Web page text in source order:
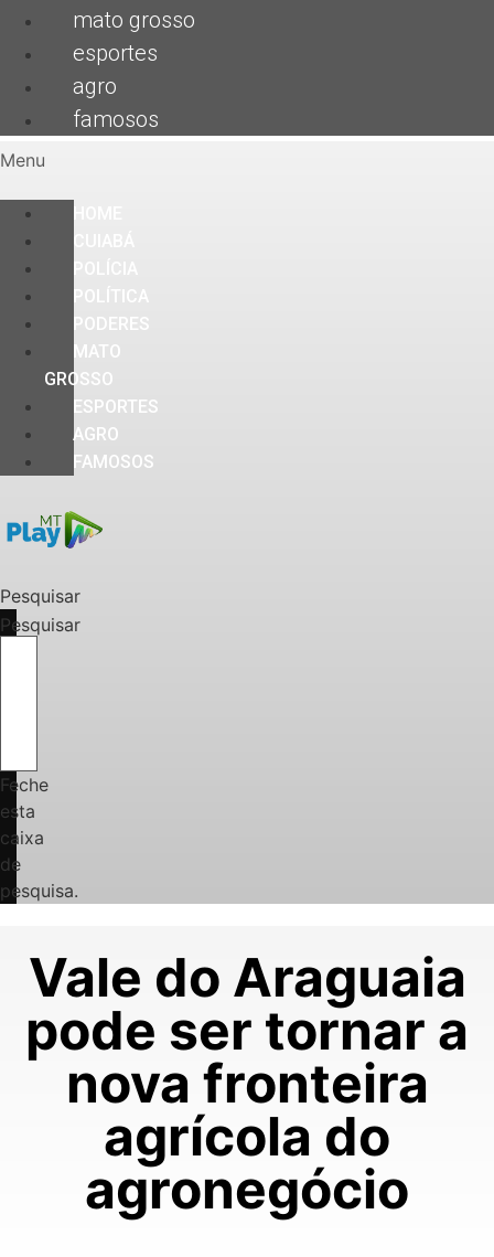
mato grosso
esportes
agro
famosos
Menu
PODERES
MATO
GROSSO
ESPORTES
AGRO
FAMOSOS
Pesquisar
Pesquisar
Feche
esta
caixa
de
pesquisa.
Vale do Araguaia
pode ser tornar a
nova fronteira
agrícola do
agronegócio